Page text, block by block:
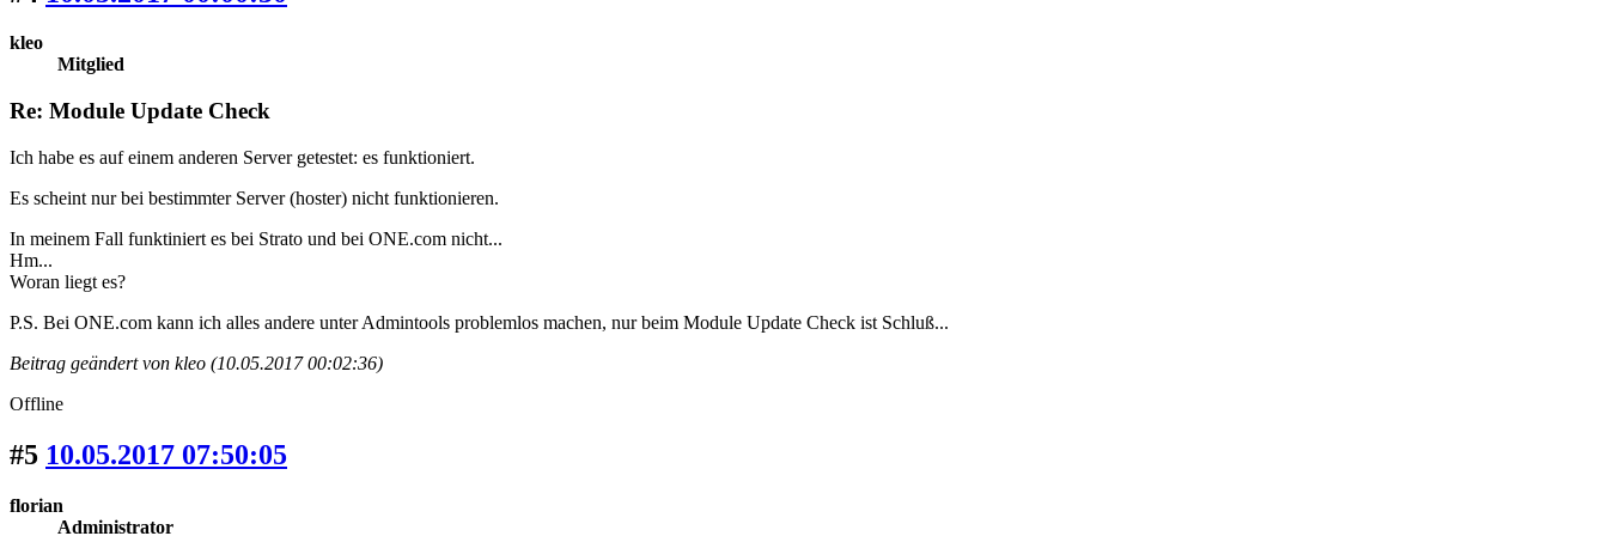
kleo
Mitglied
Re: Module Update Check
Ich habe es auf einem anderen Server getestet: es funktioniert.
Es scheint nur bei bestimmter Server (hoster) nicht funktionieren.
In meinem Fall funktiniert es bei Strato und bei ONE.com nicht...
Hm...
Woran liegt es?
P.S. Bei ONE.com kann ich alles andere unter Admintools problemlos machen, nur beim Module Update Check ist Schluß...
Beitrag geändert von kleo (10.05.2017 00:02:36)
Offline
#5 10.05.2017 07:50:05
florian
Administrator